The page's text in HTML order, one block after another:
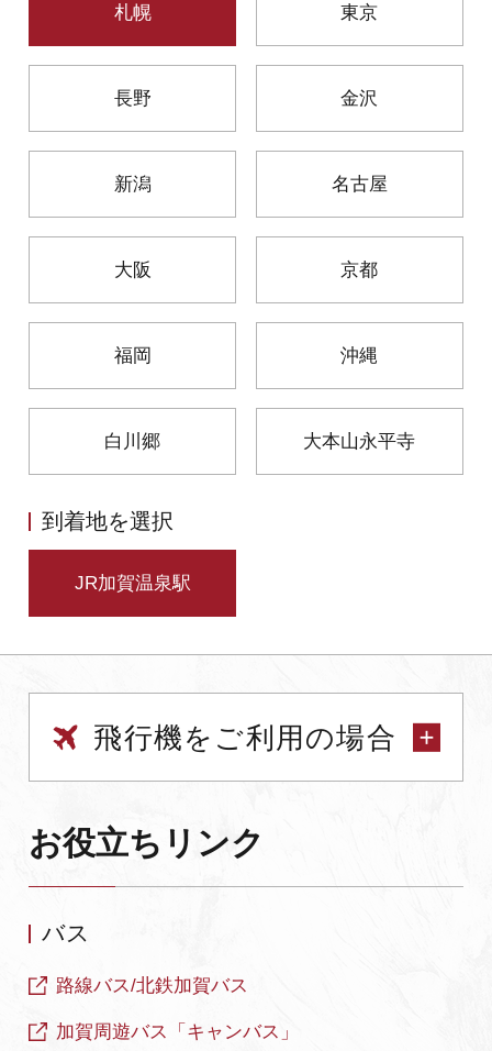
お知らせ
動画を見る
パンフレットダウンロード
写真ダウンロード
よくあるご質問・お問い合わせ
プライバシーポリシー
札幌 東京
長野 金沢
新潟 名古屋
大阪 京都
福岡 沖縄
白川郷 大本山永平寺
到着地を選択
JR加賀温泉駅
飛行機をご利用の場合
お役立ちリンク
バス
路線バス/北鉄加賀バス
加賀周遊バス「キャンバス」